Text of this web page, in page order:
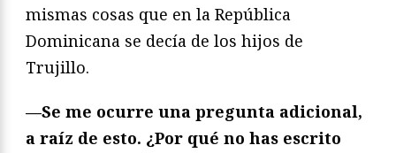
mismas cosas que en la República
Dominicana se decía de los hijos de
Trujillo.
—Se me ocurre una pregunta adicional,
a raíz de esto. ¿Por qué no has escrito